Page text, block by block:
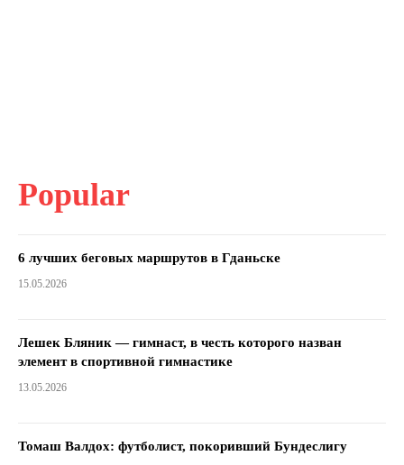
Popular
6 лучших беговых маршрутов в Гданьске
15.05.2026
Лешек Бляник — гимнаст, в честь которого назван
элемент в спортивной гимнастике
13.05.2026
Томаш Валдох: футболист, покоривший Бундеслигу